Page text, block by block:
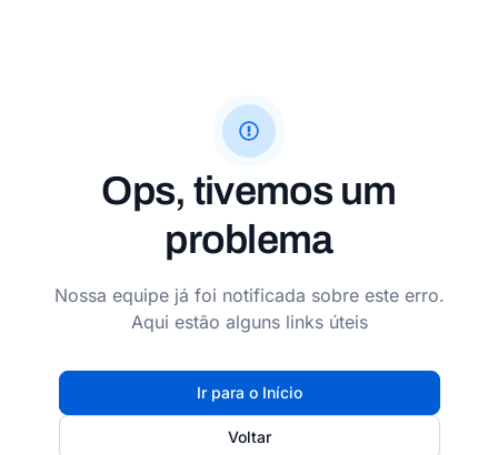
Ops, tivemos um
problema
Nossa equipe já foi notificada sobre este erro.
Aqui estão alguns links úteis
Ir para o Início
Voltar